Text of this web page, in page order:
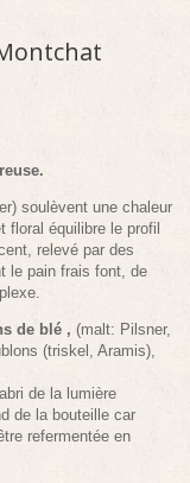
soulèvent une chaleur
floral équilibre le profil
relevé par des
le pain frais font, de
de blé , (malt: Pilsner,
(triskel, Aramis),
de la lumière
de la bouteille car
refermentée en